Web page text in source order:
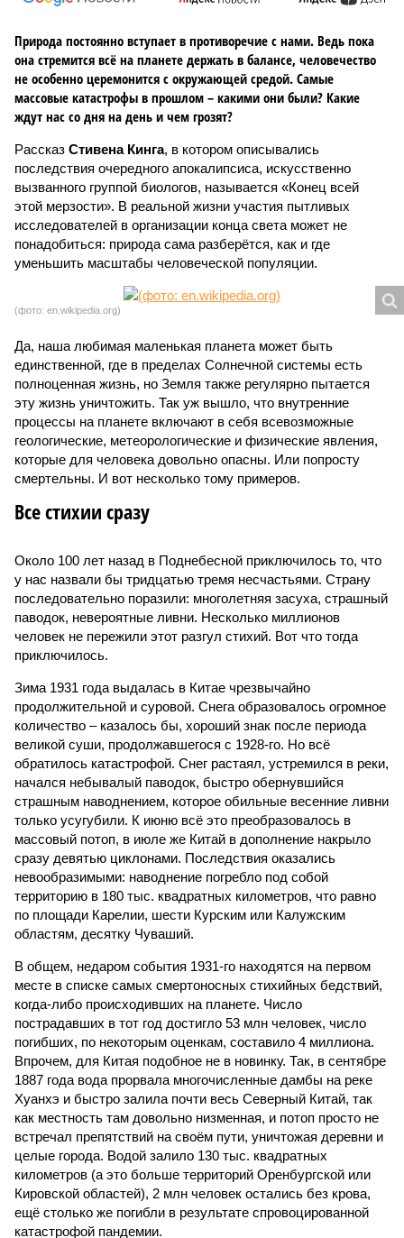
Природа постоянно вступает в противоречие с нами. Ведь пока
она стремится всё на планете держать в балансе, человечество
не особенно церемонится с окружающей средой. Самые
массовые катастрофы в прошлом – какими они были? Какие
ждут нас со дня на день и чем грозят?
Рассказ Стивена Кинга, в котором описывались
последствия очередного апокалипсиса, искусственно
вызванного группой биологов, называется «Конец всей
этой мерзости». В реальной жизни участия пытливых
исследователей в организации конца света может не
понадобиться: природа сама разберётся, как и где
уменьшить масштабы человеческой популяции.
(фото: en.wikipedia.org)
Да, наша любимая маленькая планета может быть
единственной, где в пределах Солнечной системы есть
полноценная жизнь, но Земля также регулярно пытается
эту жизнь уничтожить. Так уж вышло, что внутренние
процессы на планете включают в себя всевозможные
геологические, метеорологические и физические явления,
которые для человека довольно опасны. Или попросту
смертельны. И вот несколько тому примеров.
Все стихии сразу
Около 100 лет назад в Поднебесной приключилось то, что
у нас назвали бы тридцатью тремя несчастьями. Страну
последовательно поразили: многолетняя засуха, страшный
паводок, невероятные ливни. Несколько миллионов
человек не пережили этот разгул стихий. Вот что тогда
приключилось.
Зима 1931 года выдалась в Китае чрезвычайно
продолжительной и суровой. Снега образовалось огромное
количество – казалось бы, хороший знак после периода
великой суши, продолжавшегося с 1928-го. Но всё
обратилось катастрофой. Снег растаял, устремился в реки,
начался небывалый паводок, быстро обернувшийся
страшным наводнением, которое обильные весенние ливни
только усугубили. К июню всё это преобразовалось в
массовый потоп, в июле же Китай в дополнение накрыло
сразу девятью циклонами. Последствия оказались
невообразимыми: наводнение погребло под собой
территорию в 180 тыс. квадратных километров, что равно
по площади Карелии, шести Курским или Калужским
областям, десятку Чуваший.
В общем, недаром события 1931-го находятся на первом
месте в списке самых смертоносных стихийных бедствий,
когда-либо происходивших на планете. Число
пострадавших в тот год достигло 53 млн человек, число
погибших, по некоторым оценкам, составило 4 миллиона.
Впрочем, для Китая подобное не в новинку. Так, в сентябре
1887 года вода прорвала многочисленные дамбы на реке
Хуанхэ и быстро залила почти весь Северный Китай, так
как местность там довольно низменная, и потоп просто не
встречал препятствий на своём пути, уничтожая деревни и
целые города. Водой залило 130 тыс. квадратных
километров (а это больше территорий Оренбургской или
Кировской областей), 2 млн человек остались без крова,
ещё столько же погибли в результате спровоцированной
катастрофой пандемии.